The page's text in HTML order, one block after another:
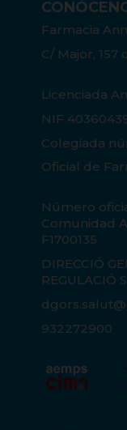
Farmacia
C/ Major, 157
Licenciada
NIF
Colegiada
Oficial de
Número
Comunidad
F1700135
DIRECCIÓ
REGULACIÓ
932272900